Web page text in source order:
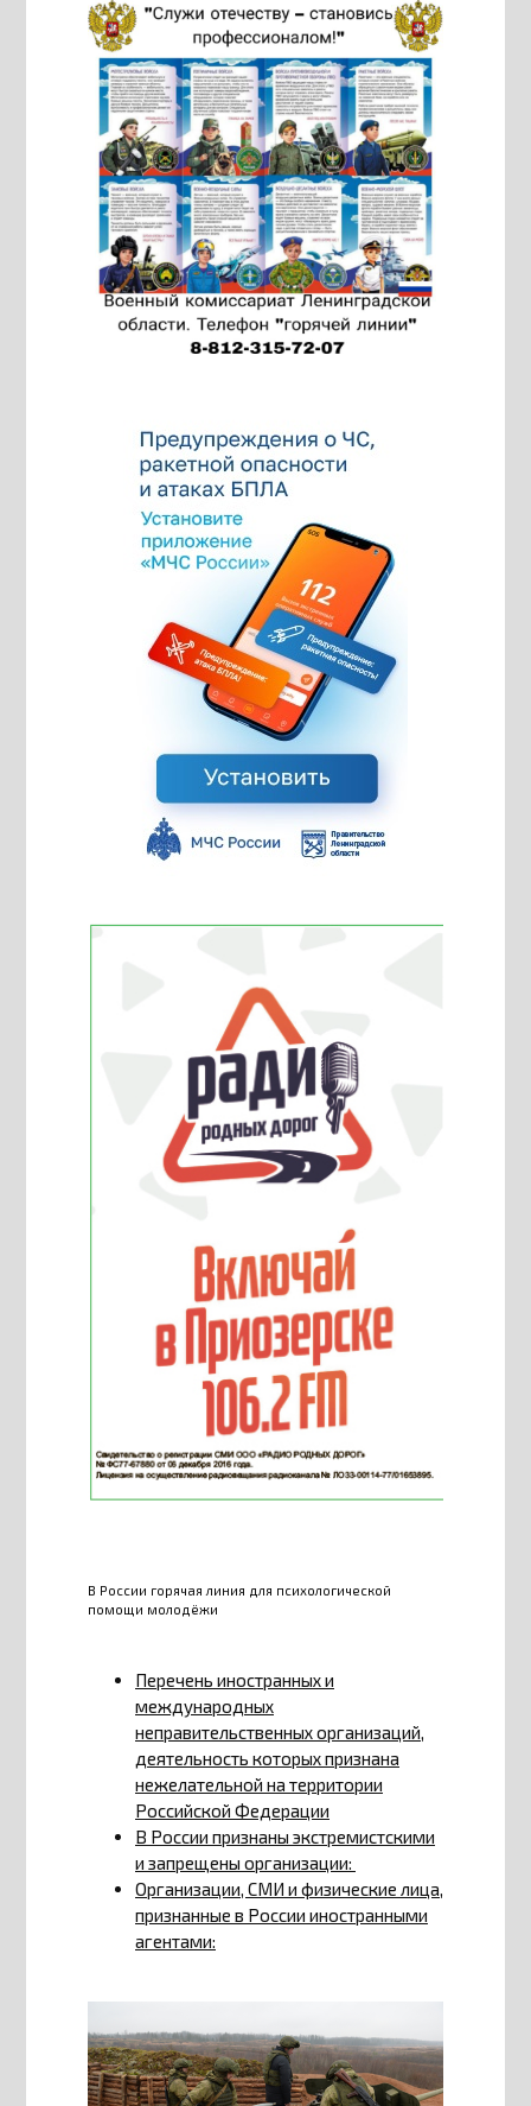
В России горячая линия для психологической
помощи молодёжи
Перечень иностранных и
международных
неправительственных организаций,
деятельность которых признана
нежелательной на территории
Российской Федерации
В России признаны экстремистскими
и запрещены организации:
Организации, СМИ и физические лица,
признанные в России иностранными
агентами: